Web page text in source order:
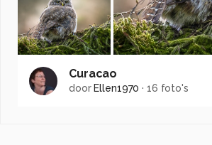
Curacao
door Ellen1970 · 16 foto's